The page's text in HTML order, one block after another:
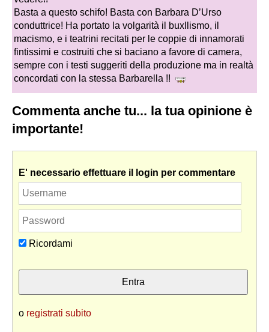
Basta a questo schifo! Basta con Barbara D’Urso
conduttrice! Ha portato la volgarità il buxllismo, il
macismo, e i teatrini recitati per le coppie di innamorati
fintissimi e costruiti che si baciano a favore di camera,
sempre con i testi suggeriti della produzione ma in realtà
concordati con la stessa Barbarella !!
Commenta anche tu... la tua opinione è
importante!
E' necessario effettuare il login per commentare
Ricordami
o registrati subito